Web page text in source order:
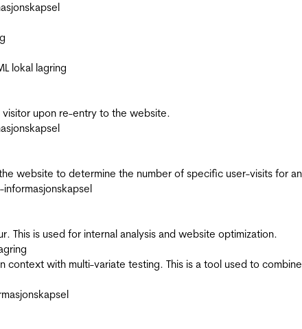
lokal lagring
visitor upon re-entry to the website.
website to determine the number of specific user-visits for
informasjonskapsel
This is used for internal analysis and website optimization.
context with multi-variate testing. This is a tool used to